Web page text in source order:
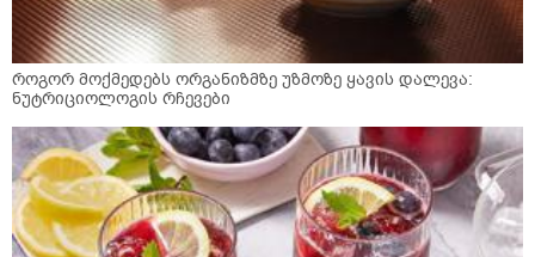
როგორ მოქმედებს ორგანიზმზე უზმოზე ყავის დალევა:
ნუტრიციოლოგის რჩევები